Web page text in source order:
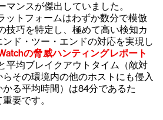
マンスが傑出していました。
ットフォームはわずか数分で模倣
技巧を特定し、極めて高い検知カ
ド・ツー・エンドの対応を実現し
の脅威ハンティングレポート
平均ブレイクアウトタイム（敵対
その環境内の他のホストにも侵入
る平均時間）は84分であるた
要です。